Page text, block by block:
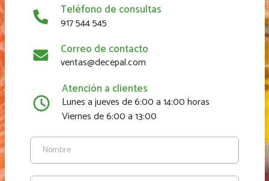
Teléfono de consultas
917 544 545
Correo de contacto
ventas@decepal.com
Atención a clientes
Lunes a jueves de 6:00 a 14:00 horas
Viernes de 6:00 a 13:00